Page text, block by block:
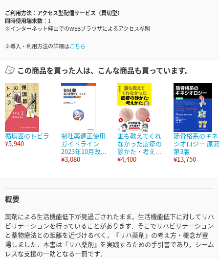
ご利用方法
アクセス型配信サービス（買切型）
同時使用端末数
1
※インターネット経由でのWEBブラウザによるアクセス参照
※導入・利用方法の詳細はこちら
この商品を買った人は、こんな商品も買っています。
循環器のトビラ
¥5,940
制吐薬適正使用
ガイドライン
2023年10月改...
¥3,080
誰も教えてくれ
なかった皮疹の
診かた・考え...
¥4,400
筋骨格系のキネ
シオロジー 原著
第3版
¥13,750
概要
薬剤による生活機能低下が見過ごされたまま，生活機能低下に対してリハ
ビリテーションを行っていることがあります．そこでリハビリテーション
と薬物療法との距離を近づけるべく，『リハ薬剤』の考え方・概念が登
場しました．本書は『リハ薬剤』を実践するための手引書であり，シーム
レスな支援の一助となる一冊です．